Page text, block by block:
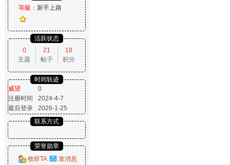
等級： 新手上路
活跃状态
0
主题
21
帖子
18
积分
时间轨迹
威望
0
注册时间
2024-4-7
最后登录
2026-1-25
联系方式
荣誉勋章
收听TA
发消息